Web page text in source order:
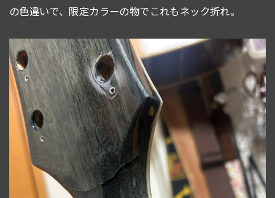
の色違いで、限定カラーの物でこれもネック折れ。